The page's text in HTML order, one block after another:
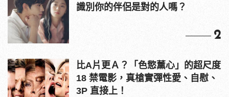
識別你的伴侶是對的人嗎？
2
比A片更Ａ？「色慾薰心」的超尺度
18 禁電影，真槍實彈性愛、自慰、
3P 直接上！